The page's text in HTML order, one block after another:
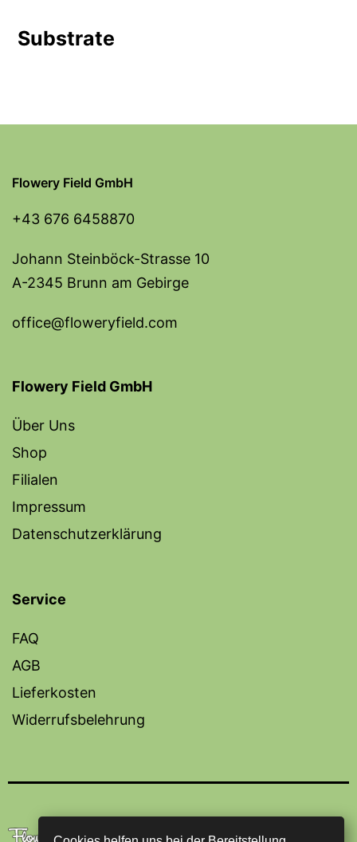
Substrate
Flowery Field GmbH
+43 676 6458870
Johann Steinböck-Strasse 10
A-2345 Brunn am Gebirge
office@floweryfield.com
Flowery Field GmbH
Über Uns
Shop
Filialen
Impressum
Datenschutzerklärung
Service
FAQ
AGB
Lieferkosten
Widerrufsbelehrung